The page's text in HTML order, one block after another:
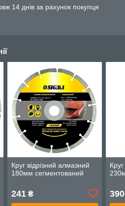
14 днів за рахунок покупця
Круг відрізний алмазний
180мм сегментований
241₴ 390